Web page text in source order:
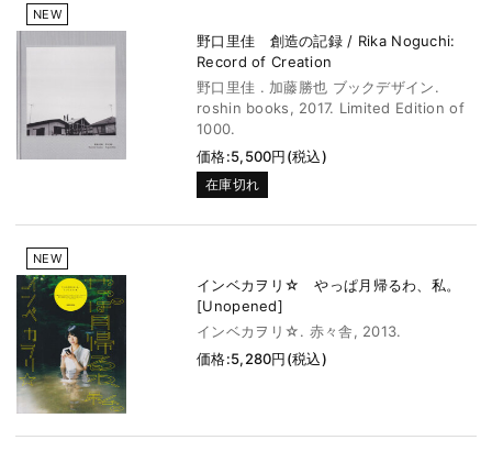
NEW
野口里佳 創造の記録 / Rika Noguchi:
Record of Creation
野口里佳 . 加藤勝也 ブックデザイン.
roshin books, 2017. Limited Edition of
1000.
価格:5,500円(税込)
在庫切れ
NEW
インベカヲリ☆ やっぱ月帰るわ、私。
[Unopened]
インベカヲリ☆. 赤々舎, 2013.
価格:5,280円(税込)